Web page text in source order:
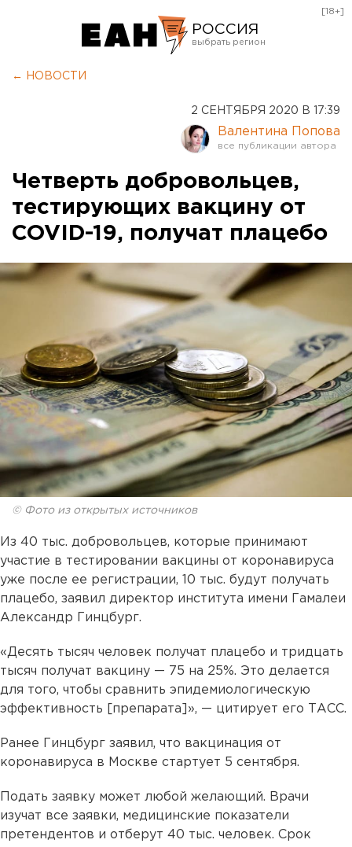
РОССИЯ
Курган
Оренбург
[18+]
← НОВОСТИ
2 СЕНТЯБРЯ 2020 В 17:39
Валентина Попова
Четверть добровольцев,
тестирующих вакцину от
COVID-19, получат плацебо
© Фото из открытых источников
Из 40 тыс. добровольцев, которые принимают
участие в тестировании вакцины от коронавируса
уже после ее регистрации, 10 тыс. будут получать
плацебо, заявил директор института имени Гамалеи
Александр Гинцбург.
«Десять тысяч человек получат плацебо и тридцать
тысяч получат вакцину — 75 на 25%. Это делается
для того, чтобы сравнить эпидемиологическую
эффективность [препарата]», — цитирует его ТАСС.
Ранее Гинцбург заявил, что вакцинация от
коронавируса в Москве стартует 5 сентября.
Подать заявку может любой желающий. Врачи
изучат все заявки, медицинские показатели
претендентов и отберут 40 тыс. человек. Срок